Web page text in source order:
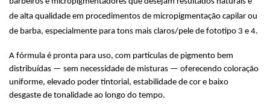
de alta qualidade em procedimentos de micropigmentação capilar ou
de barba, especialmente para tons mais claros/pele de fototipo 3 e 4.
A fórmula é pronta para uso, com partículas de pigmento bem
distribuídas — sem necessidade de misturas — oferecendo coloração
uniforme, elevado poder tintorial , estabilidade de cor e baixo
desgaste de tonalidade ao longo do tempo.